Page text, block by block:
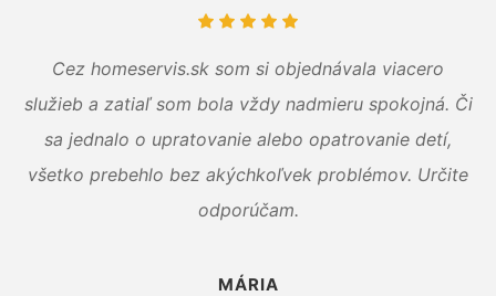
Cez homeservis.sk som si objednávala viacero
služieb a zatiaľ som bola vždy nadmieru spokojná. Či
sa jednalo o upratovanie alebo opatrovanie detí,
všetko prebehlo bez akýchkoľvek problémov. Určite
odporúčam.
MÁRIA